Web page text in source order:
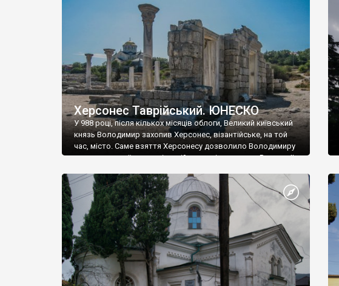
візантійської доби. Раритети викрадені з фондів об’єкту
культурної спадщини ЮНЕСКО «Херсонеса Таврійського».
Офіційно – на виставку «Золото Візантії», але експерти та
влада в Україні вважають це лише […]
Херсонес Таврійський. ЮНЕСКО
У 988 році, після кількох місяців облоги, Великий київський
князь Володимир захопив Херсонес, візантійське, на той
час, місто. Саме взяття Херсонесу дозволило Володимиру
диктувати свої умови візантійському імператору Василю ІІ,
Херсонесі Володимир-язичник, став Василем-
християнином. А потім було Хрещення Русі. На честь
Херсонесу Таврійського названо місто […]